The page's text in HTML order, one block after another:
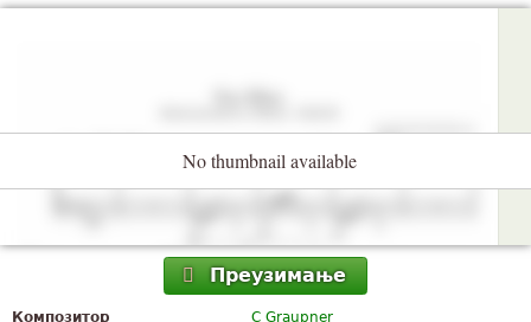
No thumbnail available
Преузимање
Композитор
C Graupner